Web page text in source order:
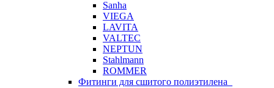
Sanha
VIEGA
LAVITA
VALTEC
NEPTUN
Stahlmann
ROMMER
Фитинги для сшитого полиэтилена